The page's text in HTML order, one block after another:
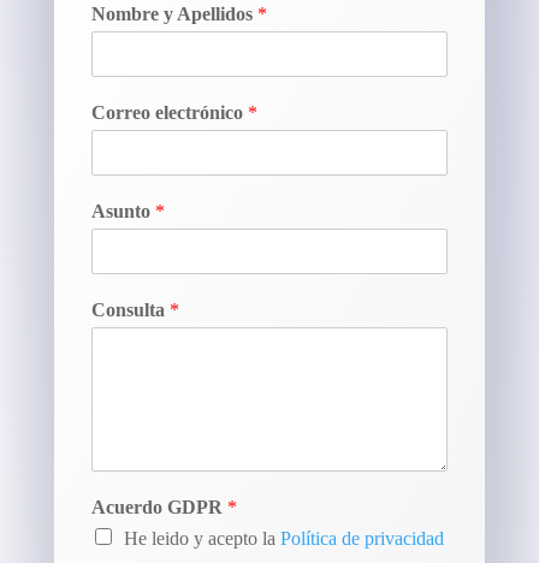
Nombre y Apellidos *
Correo electrónico *
Asunto *
Consulta *
Acuerdo GDPR *
He leido y acepto la Política de privacidad